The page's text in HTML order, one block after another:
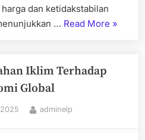
dan ketidakstabilan
… Read More “Berita
»
Iklim Terhadap
Global
By
adminelp